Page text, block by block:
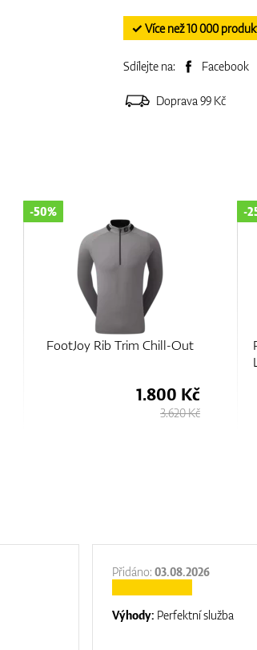
✓ Více než 10 000
Sdílejte na: Facebook
Doprava 99 Kč
FootJoy ThermoSeries
-25%
3.580 Kč
4.750 Kč
-
Přidáno:03.08.2026
Výhody: Perfektní služba